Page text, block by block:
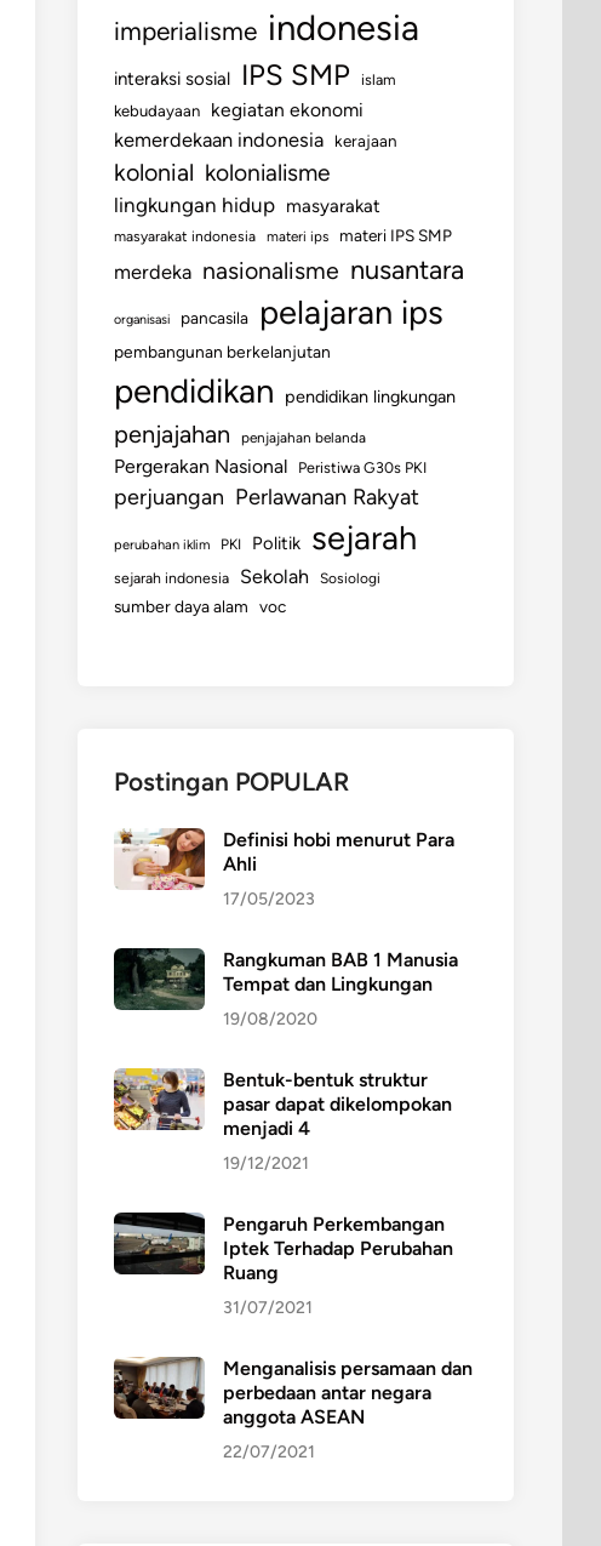
imperialisme indonesia
interaksi sosial IPS SMP
islam
kebudayaan
kegiatan ekonomi
kemerdekaan indonesia kerajaan
kolonial kolonialisme
lingkungan hidup masyarakat
masyarakat indonesia materi ips materi IPS SMP
merdeka nasionalisme nusantara
organisasi pancasila pelajaran ips
pembangunan berkelanjutan
pendidikan pendidikan lingkungan
penjajahan penjajahan belanda
Pergerakan Nasional Peristiwa G30s PKI
perjuangan Perlawanan Rakyat
perubahan iklim PKI Politik sejarah
sejarah indonesia Sekolah Sosiologi
sumber daya alam voc
Postingan POPULAR
Definisi hobi menurut Para
Ahli
17/05/2023
Rangkuman BAB 1 Manusia
Tempat dan Lingkungan
19/08/2020
Bentuk-bentuk struktur
pasar dapat dikelompokan
menjadi 4
19/12/2021
Pengaruh Perkembangan
Iptek Terhadap Perubahan
Ruang
31/07/2021
Menganalisis persamaan dan
perbedaan antar negara
anggota ASEAN
22/07/2021